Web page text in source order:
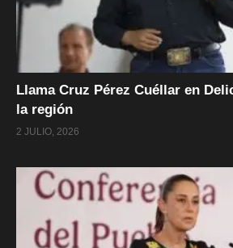
Llama Cruz Pérez Cuéllar en
la región
2 JULIO, 2026